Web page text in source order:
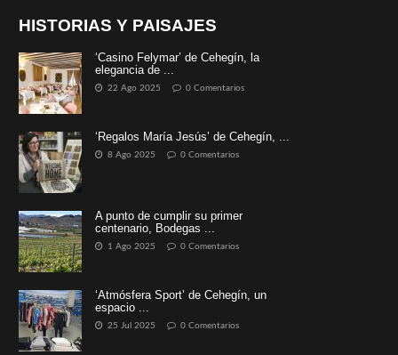
HISTORIAS Y PAISAJES
‘Casino Felymar’ de Cehegín, la
elegancia de ...
22 Ago 2025 0 Comentarios
‘Regalos María Jesús’ de Cehegín, ...
8 Ago 2025 0 Comentarios
A punto de cumplir su primer
centenario, Bodegas ...
1 Ago 2025 0 Comentarios
‘Atmósfera Sport’ de Cehegín, un
espacio ...
25 Jul 2025 0 Comentarios